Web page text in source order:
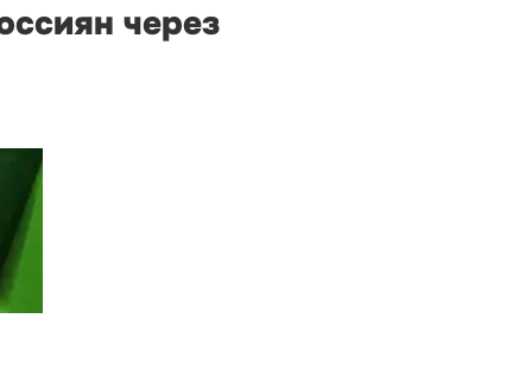
через